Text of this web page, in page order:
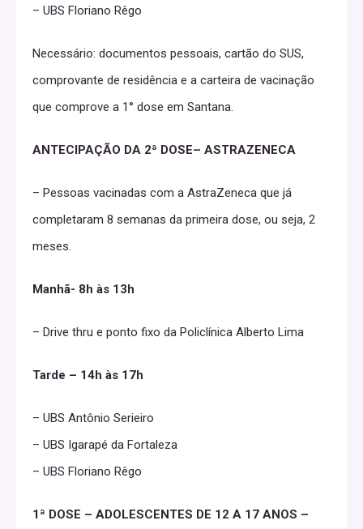
– UBS Floriano Rêgo
Necessário: documentos pessoais, cartão do SUS,
comprovante de residência e a carteira de vacinação
que comprove a 1° dose em Santana.
ANTECIPAÇÃO DA 2ª DOSE– ASTRAZENECA
– Pessoas vacinadas com a AstraZeneca que já
completaram 8 semanas da primeira dose, ou seja, 2
meses.
Manhã- 8h às 13h
– Drive thru e ponto fixo da Policlínica Alberto Lima
Tarde – 14h às 17h
– UBS Antônio Serieiro
– UBS Igarapé da Fortaleza
– UBS Floriano Rêgo
1ª DOSE – ADOLESCENTES DE 12 A 17 ANOS –